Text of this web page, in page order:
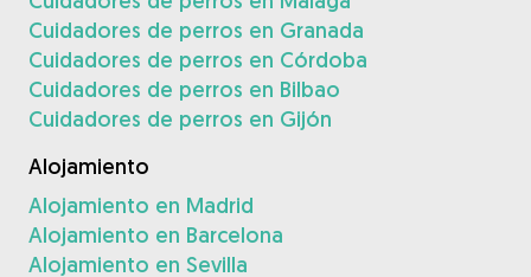
Cuidadores de perros en Granada
Cuidadores de perros en Córdoba
Cuidadores de perros en Bilbao
Cuidadores de perros en Gijón
Alojamiento
Alojamiento en Madrid
Alojamiento en Barcelona
Alojamiento en Sevilla